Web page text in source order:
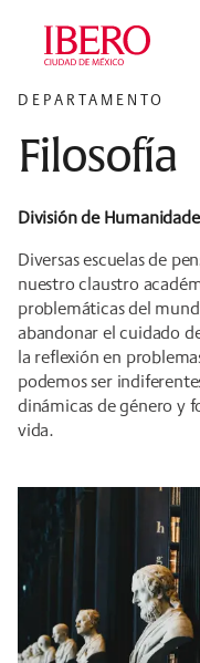
Saltar al contenido
Saltar a la
Saltar al pie de
DEPARTAMENTO
Filosofía
División de
Diversas escuelas de
nuestro claustro
problemáticas del
abandonar el cuidado
la reflexión en
podemos ser
dinámicas de género y
vida.